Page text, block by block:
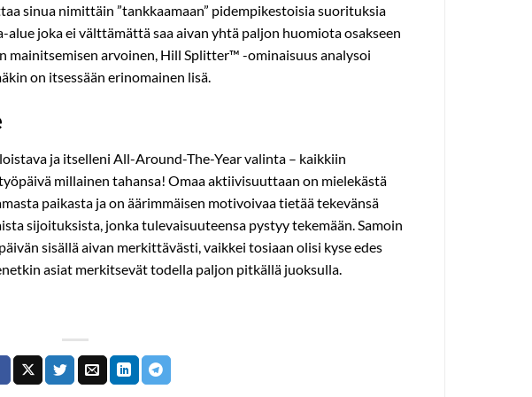
sinua nimittäin ”tankkaamaan” pidempikestoisia suorituksia
alue joka ei välttämättä saa aivan yhtä paljon huomiota osakseen
mainitsemisen arvoinen, Hill Splitter™ -ominaisuus analysoi
on itsessään erinomainen lisä.
ja itselleni All-Around-The-Year valinta – kaikkiin
millainen tahansa! Omaa aktiivisuuttaan on mielekästä
paikasta ja on äärimmäisen motivoivaa tietää tekevänsä
sijoituksista, jonka tulevaisuuteensa pystyy tekemään. Samoin
sisällä aivan merkittävästi, vaikkei tosiaan olisi kyse edes
asiat merkitsevät todella paljon pitkällä juoksulla.